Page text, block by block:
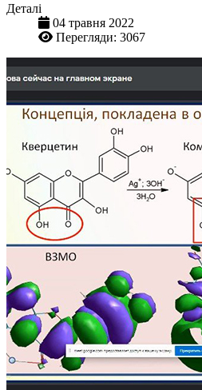
Деталі
04 травня 2022
Перегляди: 3067